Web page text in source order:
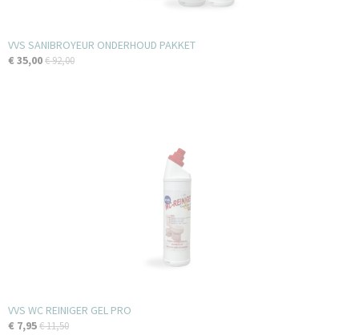
VVS SANIBROYEUR ONDERHOUD PAKKET
€ 35,00€ 92,00
VVS WC REINIGER GEL PRO
€ 7,95€ 11,50